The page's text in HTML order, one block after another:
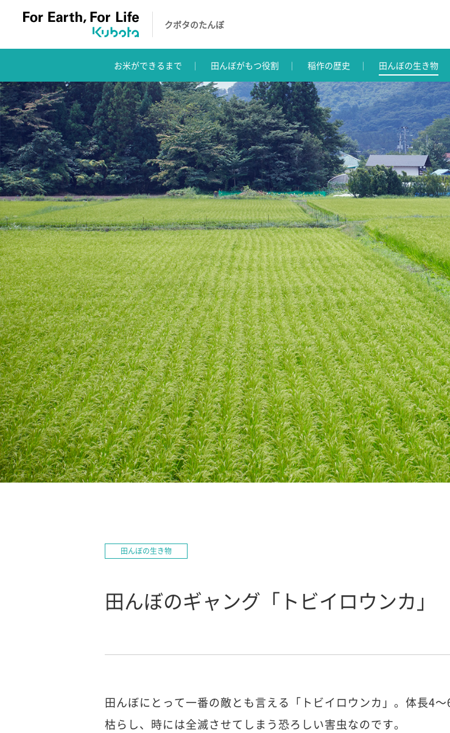
クボタのたんぼ
お米ができるまで 田んぼがもつ役割 稲作の歴史 田んぼの生き物
田んぼの生き物
田んぼのギャング「トビイロウンカ」
田んぼにとって一番の敵とも言える「トビイロウンカ」。体長4
枯らし、時には全滅させてしまう恐ろしい害虫なのです。